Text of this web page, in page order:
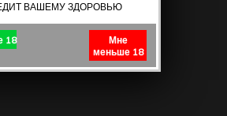
ВАШЕМУ ЗДОРОВЬЮ
18
Мне
меньше 18